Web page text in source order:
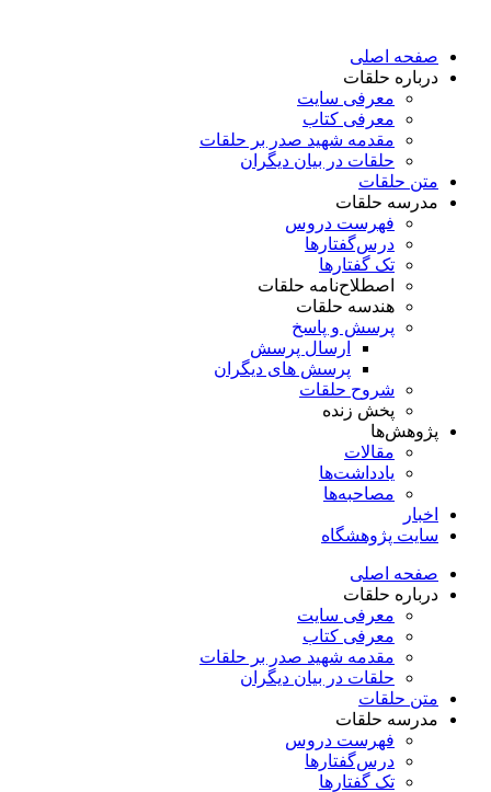
محتوا
صفحه اصلی
درباره حلقات
معرفی سایت
معرفی کتاب
مقدمه شهید صدر بر حلقات
حلقات در بیان دیگران
متن حلقات
مدرسه حلقات
فهرست دروس
درس‌گفتار‌ها
تک گفتارها
اصطلاح‌نامه حلقات
هندسه حلقات
پرسش و پاسخ
ارسال پرسش
پرسش های دیگران
شروح حلقات
پخش زنده
پژوهش‌ها
مقالات
یادداشت‌ها
مصاحبه‌ها
اخبار
سایت پژوهشگاه
صفحه اصلی
درباره حلقات
معرفی سایت
معرفی کتاب
مقدمه شهید صدر بر حلقات
حلقات در بیان دیگران
متن حلقات
مدرسه حلقات
فهرست دروس
درس‌گفتار‌ها
تک گفتارها